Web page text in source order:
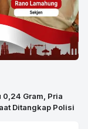
0,24 Gram, Pria
Ditangkap Polisi